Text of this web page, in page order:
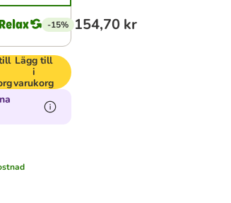
-15% 154,70 kr
Lägg till
i
varukorg